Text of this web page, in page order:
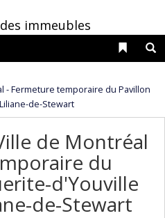
immeubles
Liens
- Fermeture temporaire du Pavillon
de-Stewart
de Montréal
du
d'Youville
de-Stewart